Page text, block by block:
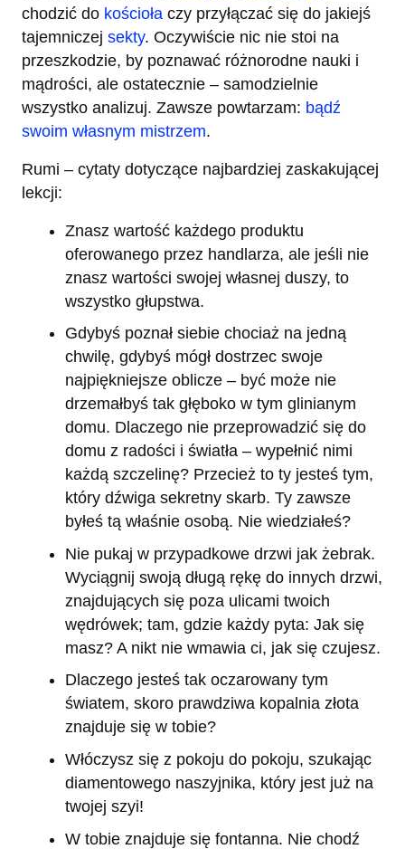
chodzić do kościoła czy przyłączać się do jakiejś
tajemniczej sekty. Oczywiście nic nie stoi na
przeszkodzie, by poznawać różnorodne nauki i
mądrości, ale ostatecznie – samodzielnie
wszystko analizuj. Zawsze powtarzam: bądź
swoim własnym mistrzem.
Rumi – cytaty dotyczące najbardziej zaskakującej
lekcji:
Znasz wartość każdego produktu
oferowanego przez handlarza, ale jeśli nie
znasz wartości swojej własnej duszy, to
wszystko głupstwa.
Gdybyś poznał siebie chociaż na jedną
chwilę, gdybyś mógł dostrzec swoje
najpiękniejsze oblicze – być może nie
drzemałbyś tak głęboko w tym glinianym
domu. Dlaczego nie przeprowadzić się do
domu z radości i światła – wypełnić nimi
każdą szczelinę? Przecież to ty jesteś tym,
który dźwiga sekretny skarb. Ty zawsze
byłeś tą właśnie osobą. Nie wiedziałeś?
Nie pukaj w przypadkowe drzwi jak żebrak.
Wyciągnij swoją długą rękę do innych drzwi,
znajdujących się poza ulicami twoich
wędrówek; tam, gdzie każdy pyta: Jak się
masz? A nikt nie wmawia ci, jak się czujesz.
Dlaczego jesteś tak oczarowany tym
światem, skoro prawdziwa kopalnia złota
znajduje się w tobie?
Włóczysz się z pokoju do pokoju, szukając
diamentowego naszyjnika, który jest już na
twojej szyi!
W tobie znajduje się fontanna. Nie chodź